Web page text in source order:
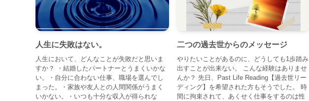
人生に失敗はない。
人生において、どんなことが失敗だと思いま
すか？ ・結婚したパートナーとうまくいかな
い。・自分に合わない仕事、職場を選んでし
まった。・家族や友人との人間関係がうまく
いかない。・いつも十分な収入が得られな
二つの過去世からのメッセージ
やりたいことがあるのに、どうしても1歩踏み
出すことが出来ない。 こんな経験はありませ
んか？ 先日、Past Life Reading【過去世リー
ディング】を希望された方もそうでした。 時
間に拘束されて、あくせく仕事をするのは性